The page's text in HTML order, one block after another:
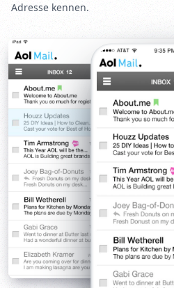
Adresse kennen.